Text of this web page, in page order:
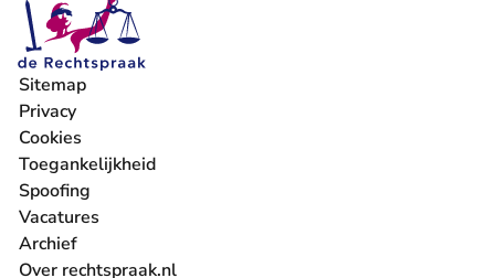
Sitemap
Privacy
Cookies
Toegankelijkheid
Spoofing
Vacatures
- U verlaat Rechtspraak.nl
Archief
Over rechtspraak.nl